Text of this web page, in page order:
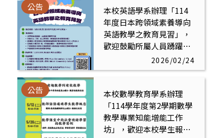
本校英語學系辦理「114
年度日本跨領域素養導向
英語教學之教育見習」，
歡迎鼓勵所屬人員踴躍報
公告
2026/02/24
本校數學教育學系辦理
「114學年度第2學期數學
教學專業知能增能工作
坊」，歡迎本校學生報名
公告